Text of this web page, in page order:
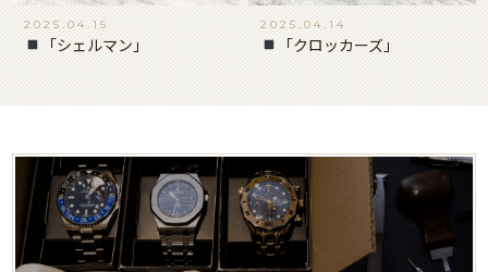
2025.04.15
「シェルマン」
2025.04.14
「クロッカーズ」